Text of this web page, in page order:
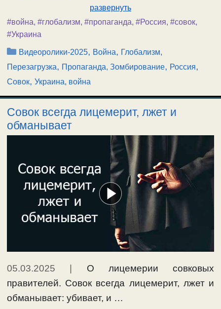
развернуть
#война, #глобализм, #пропаганда, #Россия, #совок,
#Украина
Рубрики
Видеоролики-2025, Война, Глобализм,
Перезагрузка, Пропаганда, Зомбирование, Россия,
Совок, Украина, война
Совок всегда лицемерит, лжет и
обманывает
05.03.2025
О лицемерии совковых
правителей. Совок всегда лицемерит, лжет и
обманывает: убивает, и …